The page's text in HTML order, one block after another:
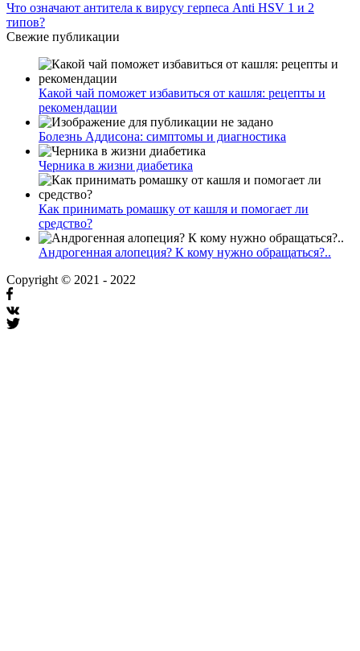
Что означают антитела к вирусу герпеса Anti HSV 1 и 2
типов?
Свежие публикации
Какой чай поможет избавиться от кашля: рецепты и
рекомендации
Болезнь Аддисона: симптомы и диагностика
Черника в жизни диабетика
Как принимать ромашку от кашля и помогает ли
средство?
Андрогенная алопеция? К кому нужно обращаться?..
Copyright © 2021 - 2022